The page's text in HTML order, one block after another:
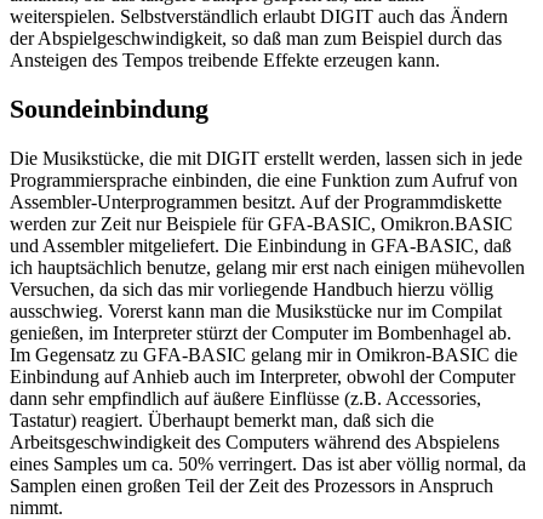
weiterspielen. Selbstverständlich erlaubt DIGIT auch das Ändern
der Abspielgeschwindigkeit, so daß man zum Beispiel durch das
Ansteigen des Tempos treibende Effekte erzeugen kann.
Soundeinbindung
Die Musikstücke, die mit DIGIT erstellt werden, lassen sich in jede
Programmiersprache einbinden, die eine Funktion zum Aufruf von
Assembler-Unterprogrammen besitzt. Auf der Programmdiskette
werden zur Zeit nur Beispiele für GFA-BASIC, Omikron.BASIC
und Assembler mitgeliefert. Die Einbindung in GFA-BASIC, daß
ich hauptsächlich benutze, gelang mir erst nach einigen mühevollen
Versuchen, da sich das mir vorliegende Handbuch hierzu völlig
ausschwieg. Vorerst kann man die Musikstücke nur im Compilat
genießen, im Interpreter stürzt der Computer im Bombenhagel ab.
Im Gegensatz zu GFA-BASIC gelang mir in Omikron-BASIC die
Einbindung auf Anhieb auch im Interpreter, obwohl der Computer
dann sehr empfindlich auf äußere Einflüsse (z.B. Accessories,
Tastatur) reagiert. Überhaupt bemerkt man, daß sich die
Arbeitsgeschwindigkeit des Computers während des Abspielens
eines Samples um ca. 50% verringert. Das ist aber völlig normal, da
Samplen einen großen Teil der Zeit des Prozessors in Anspruch
nimmt.